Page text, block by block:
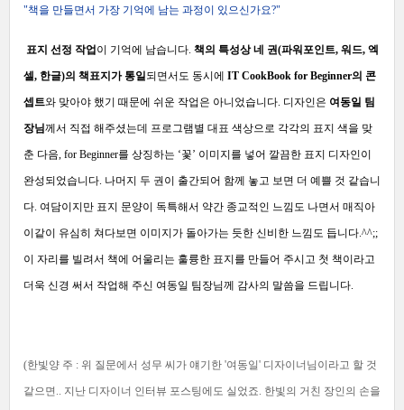
"책을 만들면서 가장 기억에 남는 과정이 있으신가요?"
표지 선정 작업 이 기억에 남습니다. 책의 특성상 네 권(파워포인트, 워드, 엑
셀, 한글)의 책표지가 통일되면서도 동시에 IT CookBook for Beginner의 콘
셉트와 맞아야 했기 때문에 쉬운 작업은 아니었습니다. 디자인은 여동일 팀
장님께서 직접 해주셨는데 프로그램별 대표 색상으로 각각의 표지 색을 맞
춘 다음, for Beginner를 상징하는 ‘꽃’ 이미지를 넣어 깔끔한 표지 디자인이
완성되었습니다. 나머지 두 권이 출간되어 함께 놓고 보면 더 예쁠 것 같습니
다. 여담이지만 표지 문양이 독특해서 약간 종교적인 느낌도 나면서 매직아
이같이 유심히 쳐다보면 이미지가 돌아가는 듯한 신비한 느낌도 듭니다.^^;;
이 자리를 빌려서 책에 어울리는 훌륭한 표지를 만들어 주시고 첫 책이라고
더욱 신경 써서 작업해 주신 여동일 팀장님께 감사의 말씀을 드립니다.
(한빛양 주 : 위 질문에서 성무 씨가 얘기한 '여동일' 디자이너님이라고 할 것
같으면.. 지난 디자이너 인터뷰 포스팅에도 실었죠. 한빛의 거친 장인의 손을